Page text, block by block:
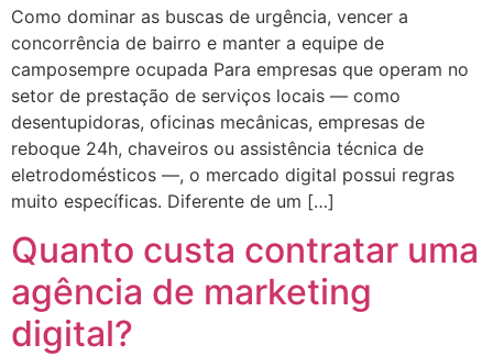
Como dominar as buscas de urgência, vencer a
concorrência de bairro e manter a equipe de
camposempre ocupada Para empresas que operam no
setor de prestação de serviços locais — como
desentupidoras, oficinas mecânicas, empresas de
reboque 24h, chaveiros ou assistência técnica de
eletrodomésticos —, o mercado digital possui regras
muito específicas. Diferente de um […]
Quanto custa contratar uma
agência de marketing
digital?